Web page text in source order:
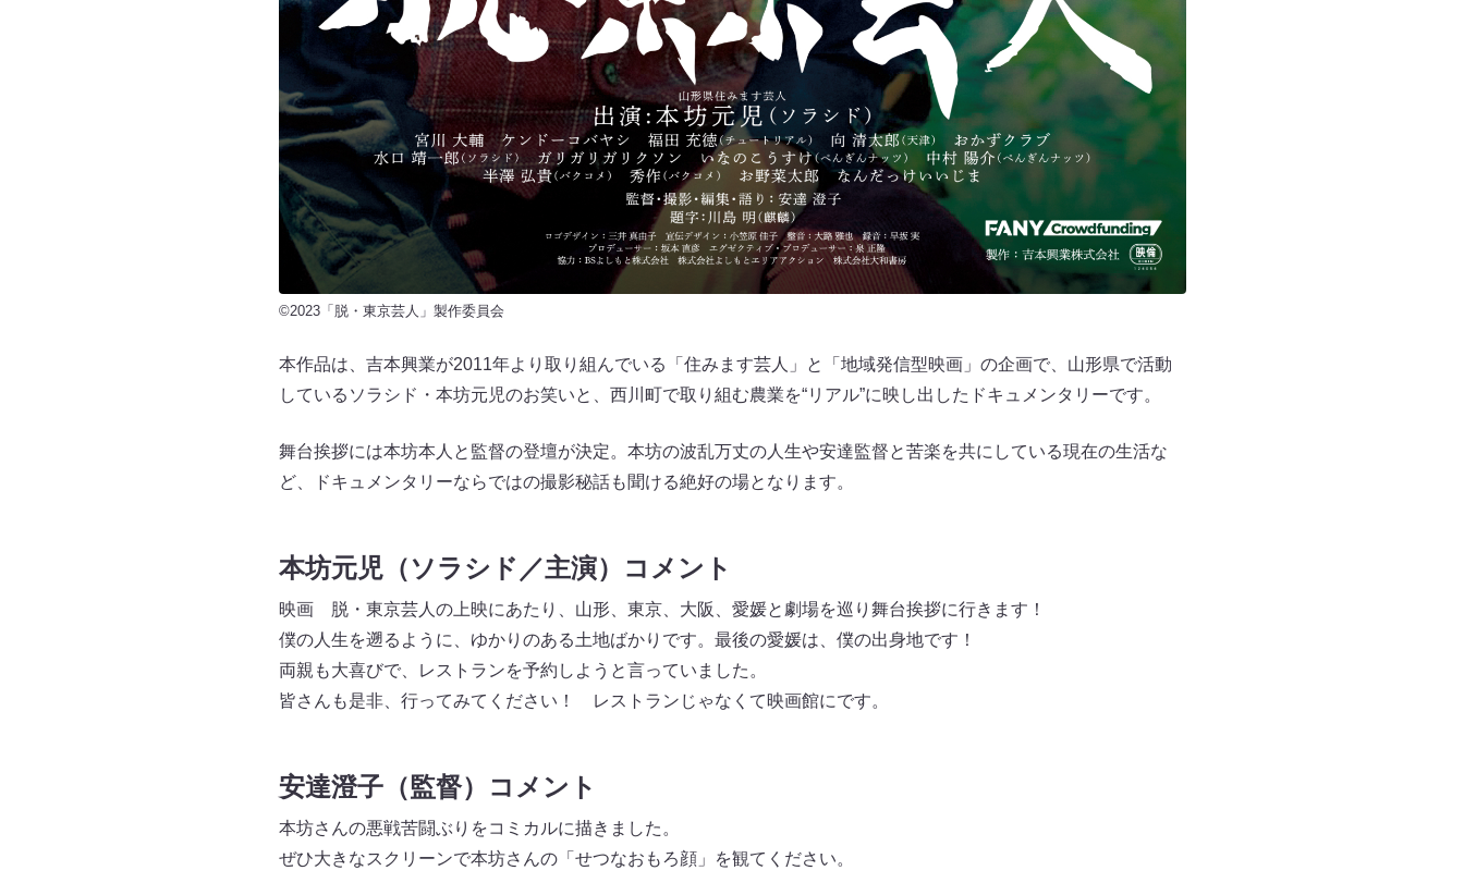
©2023「脱・東京芸人」製作委員会
本作品は、吉本興業が2011年より取り組んでいる「住みます芸人」と「地域発信型映画」の企画で、山形県で活動
しているソラシド・本坊元児のお笑いと、西川町で取り組む農業を“リアル”に映し出したドキュメンタリーです。
舞台挨拶には本坊本人と監督の登壇が決定。本坊の波乱万丈の人生や安達監督と苦楽を共にしている現在の生活な
ど、ドキュメンタリーならではの撮影秘話も聞ける絶好の場となります。
本坊元児（ソラシド／主演）コメント
映画 脱・東京芸人の上映にあたり、山形、東京、大阪、愛媛と劇場を巡り舞台挨拶に行きます！
僕の人生を遡るように、ゆかりのある土地ばかりです。最後の愛媛は、僕の出身地です！
両親も大喜びで、レストランを予約しようと言っていました。
皆さんも是非、行ってみてください！ レストランじゃなくて映画館にです。
安達澄子（監督）コメント
本坊さんの悪戦苦闘ぶりをコミカルに描きました。
ぜひ大きなスクリーンで本坊さんの「せつなおもろ顔」を観てください。